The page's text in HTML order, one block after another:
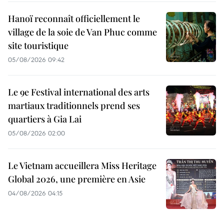
Hanoï reconnaît officiellement le
village de la soie de Van Phuc comme
site touristique
05/08/2026 09:42
Le 9e Festival international des arts
martiaux traditionnels prend ses
quartiers à Gia Lai
05/08/2026 02:00
Le Vietnam accueillera Miss Heritage
Global 2026, une première en Asie
04/08/2026 04:15